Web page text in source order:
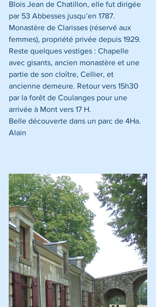
Blois Jean de Chatillon, elle fut dirigée
par 53 Abbesses jusqu’en 1787.
Monastère de Clarisses (réservé aux
femmes), propriété privée depuis 1929.
Reste quelques vestiges : Chapelle
avec gisants, ancien monastère et une
partie de son cloître, Cellier, et
ancienne demeure. Retour vers 15h30
par la forêt de Coulanges pour une
arrivée à Mont vers 17 H.
Belle découverte dans un parc de 4Ha.
Alain